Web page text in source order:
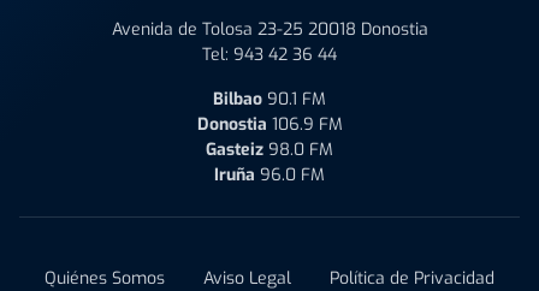
Avenida de Tolosa 23-25 20018 Donostia
Tel: 943 42 36 44
Bilbao 90.1 FM
Donostia 106.9 FM
Gasteiz 98.0 FM
Iruña 96.0 FM
Quiénes Somos Aviso Legal
Política de Privacidad